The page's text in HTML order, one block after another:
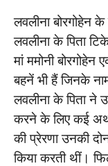
लवलीना बोरगोहेन
लवलीना के पिता
मां ममोनी
बहनें भी हैं जिनके
लवलीना के पिता ने
करने के लिए कई
की प्रेरणा उनकी
किया करती थीं।